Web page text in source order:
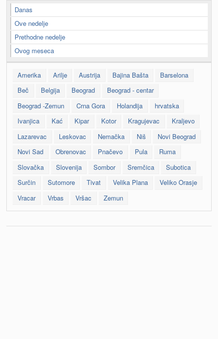
Danas
Ove nedelje
Prethodne nedelje
Ovog meseca
Amerika Arilje Austrija Bajina Bašta
Barselona
Beč
Belgija Beograd
Beograd - centar
Beograd -Zemun
Crna Gora Holandija
hrvatska
Ivanjica
Kać Kipar Kotor Kragujevac
Kraljevo
Lazarevac
Leskovac Nemačka Niš
Novi Beograd
Novi Sad
Obrenovac Pnačevo Pula
Ruma
Slovačka
Slovenija Sombor Sremčica
Subotica
Surčin
Sutomore Tivat Velika Plana
Veliko Orasje
Vracar
Vrbas Vršac Zemun